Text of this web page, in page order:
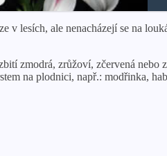
v lesích, ale nenacházejí se na
zmodrá, zrůžoví, zčervená
na plodnici, např.: modřinka,